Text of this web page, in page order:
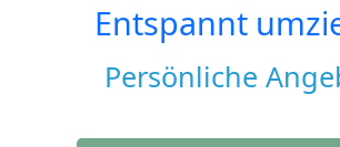
Entspannt
Persönliche